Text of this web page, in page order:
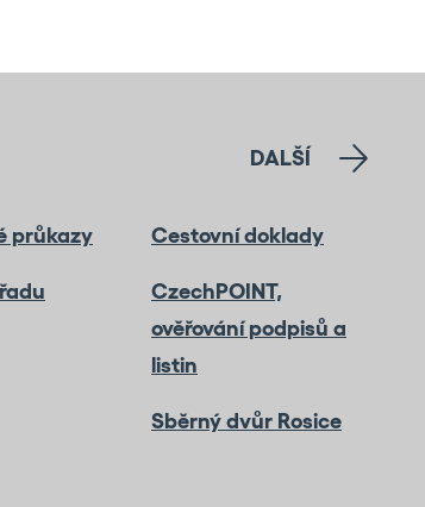
DALŠÍ
průkazy Cestovní doklady
CzechPOINT,
ověřování podpisů a
listin
Sběrný dvůr Rosice